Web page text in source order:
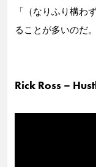
「（なりふり構わ
ることが多いのだ。
Rick Ross –